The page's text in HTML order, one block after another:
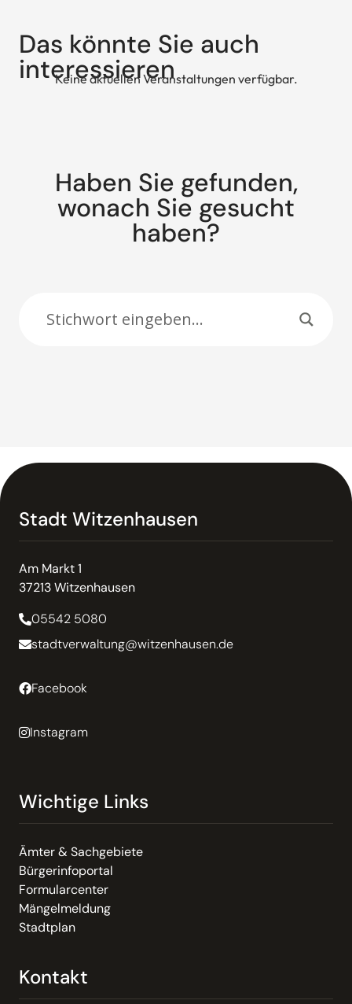
Das könnte Sie auch
interessieren
Keine aktuellen Veranstaltungen verfügbar.
Haben Sie gefunden,
wonach Sie gesucht
haben?
Stadt Witzenhausen
Am Markt 1
37213 Witzenhausen
05542 5080
stadtverwaltung@witzenhausen.de
Facebook
Instagram
Wichtige Links
Ämter & Sachgebiete
Bürgerinfoportal
Formularcenter
Mängelmeldung
Stadtplan
Kontakt